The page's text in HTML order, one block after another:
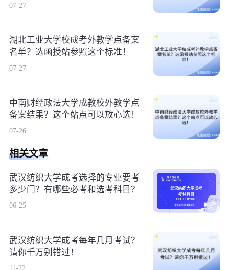
07-27
湖北工业大学校成考外教学点备案
名单？选函授站参照这个标准！
07-27
中南财经政法大学成教校外教学点
备案结果？这个站点可以放心选！
07-26
相关文章
武汉纺织大学成考选择的专业要考
多少门？有哪些必考和选考科目？
06-25
武汉纺织大学成考每年几月考试？
请你千万别错过！
11-22